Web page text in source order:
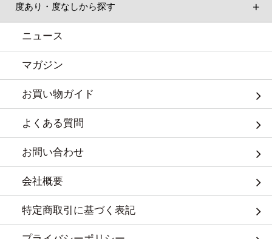
度あり・度なしから探す
ニュース
マガジン
お買い物ガイド
よくある質問
お問い合わせ
会社概要
特定商取引に基づく表記